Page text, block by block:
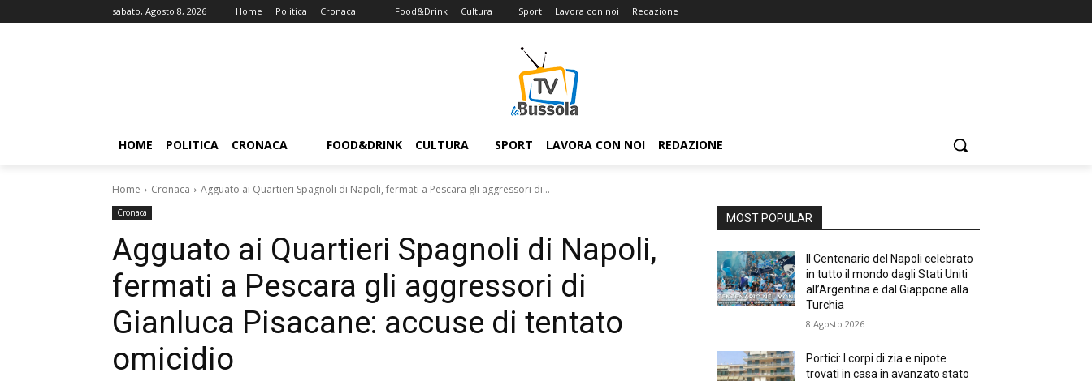
sabato, Agosto 8, 2026 Home Politica Cronaca Food&Drink Cultura Sport Lavora con noi Redazione
HOME POLITICA CRONACA FOOD&DRINK CULTURA SPORT LAVORA CON NOI REDAZIONE
Home Cronaca Agguato ai Quartieri Spagnoli di Napoli, fermati a Pescara gli aggressori di...
Cronaca
Agguato ai Quartieri Spagnoli di Napoli,
fermati a Pescara gli aggressori di
Gianluca Pisacane: accuse di tentato
omicidio
MOST POPULAR
Il Centenario del Napoli celebrato
in tutto il mondo dagli Stati Uniti
all’Argentina e dal Giappone alla
Turchia
8 Agosto 2026
Portici: I corpi di zia e nipote
trovati in casa in avanzato stato